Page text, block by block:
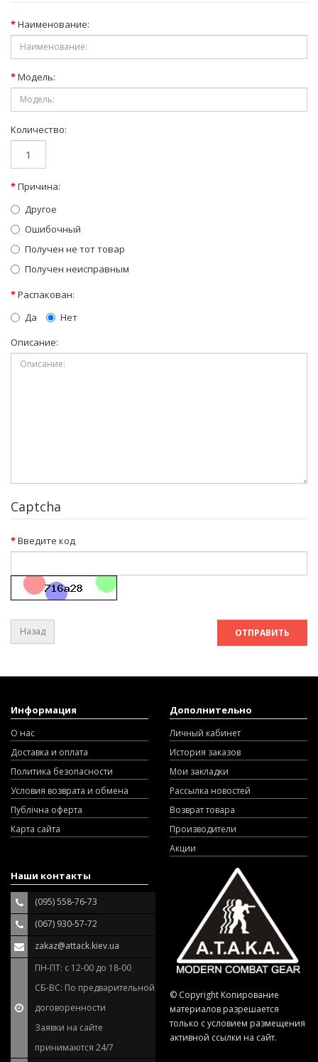
Наименование:
Модель:
Количество:
Причина:
Другое
Ошибочный
Получен не тот товар
Получен неисправным
Распакован:
Да
Нет
Описание:
Captcha
Введите код
Назад
Информация
О нас
Доставка и оплата
Политика безопасности
Условия возврата и обмена
Публічна оферта
Карта сайта
Дополнительно
Личный кабинет
История заказов
Мои закладки
Рассылка новостей
Возврат товара
Производители
Акции
Наши контакты
(095) 558-76-73
(067) 930-57-72
zakaz@attack.kiev.ua
ПН-ПТ: с 12-00 до 18-00
СБ-ВС: По предварительной
договоренности
Заявки на сайте
принимаются 24/7
© Copyright Копирование
материалов разрешается
только с условием размещения
активной ссылки на сайт.